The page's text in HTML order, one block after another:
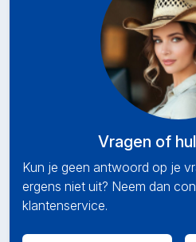
Vragen of
Kun je geen antwoord op je
ergens niet uit? Neem dan
klantenservice.